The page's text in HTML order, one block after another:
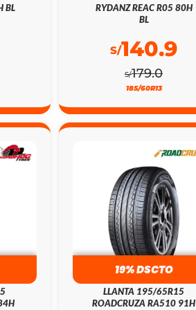
BL
RYDANZ REAC R05 80H
BL
S/179.0
S/140.9
185/60R13
19% DSCTO
LLANTA 195/65R15
ROADCRUZA RA510 91H